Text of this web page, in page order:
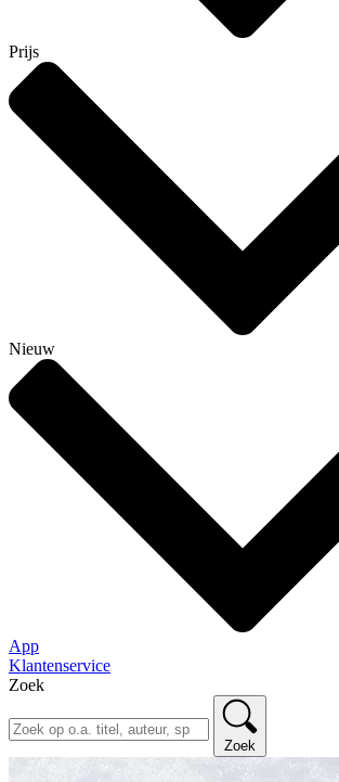
Prijs
Nieuw
App
Klantenservice
Zoek
Zoek